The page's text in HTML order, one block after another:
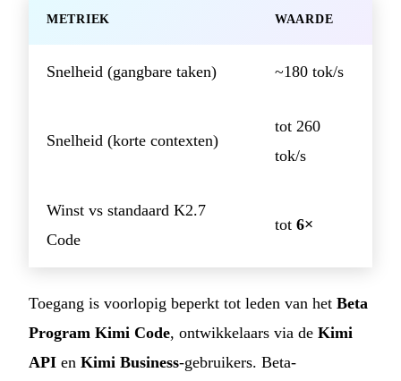
METRIEK WAARDE
Snelheid (gangbare taken) ~180 tok/s
Snelheid (korte contexten)
tot 260
tok/s
Winst vs standaard K2.7
Code
tot 6×
Toegang is voorlopig beperkt tot leden van het Beta
Program Kimi Code, ontwikkelaars via de Kimi
API en Kimi Business-gebruikers. Beta-